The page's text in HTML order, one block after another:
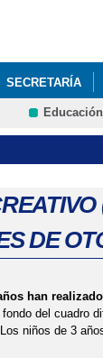
SECRETARÍA
KANDINSKY. 1
DE
Educación
DE
han
del cuadro
niños de 3